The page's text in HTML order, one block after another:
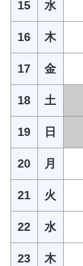
15 水
16 木
17 金
18 土
19 日
20 月
21 火
22 水
23 木